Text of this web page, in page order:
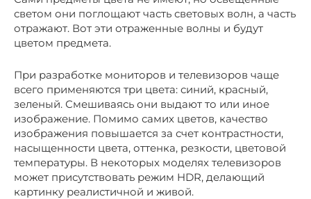
светом они поглощают часть световых волн, а часть
отражают. Вот эти отраженные волны и будут
цветом предмета.
При разработке мониторов и телевизоров чаще
всего применяются три цвета: синий, красный,
зеленый. Смешиваясь они выдают то или иное
изображение. Помимо самих цветов, качество
изображения повышается за счет контрастности,
насыщенности цвета, оттенка, резкости, цветовой
температуры. В некоторых моделях телевизоров
может присутствовать режим HDR, делающий
картинку реалистичной и живой.